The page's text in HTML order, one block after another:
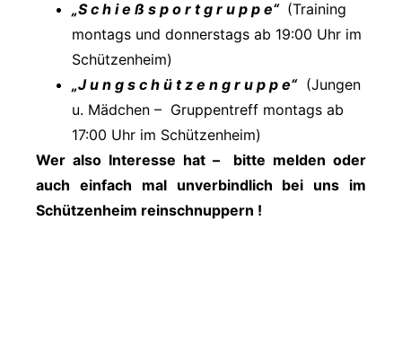
„S c h i e ß s p o r t g r u p p e“ (Training
montags und donnerstags ab 19:00 Uhr im
Schützenheim)
„J u n g s c h ü t z e n g r u p p e“(Jungen
u. Mädchen – Gruppentreff montags ab
17:00 Uhr im Schützenheim)
Wer also Interesse hat – bitte melden oder
auch einfach mal unverbindlich bei uns im
Schützenheim reinschnuppern !